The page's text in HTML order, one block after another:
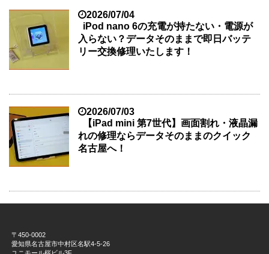
2026/07/04
iPod nano 6の充電が持たない・電源が
入らない？データそのままで即日バッテ
リー交換修理いたします！
2026/07/03
【iPad mini 第7世代】画面割れ・液晶漏
れの修理ならデータそのままのクイック
名古屋へ！
〒450-0002
愛知県名古屋市中村区名駅4-5-26